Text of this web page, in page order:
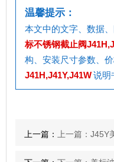
温馨提示：
本文中的文字、数据
标不锈钢截止阀
构、安装尺寸参数、
J41H,J41Y,J41W说明
上一篇： 上一篇：J45Y